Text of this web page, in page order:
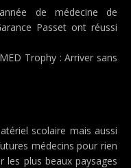
de médecine de
Passet ont réussi
Trophy : Arriver sans
scolaire mais aussi
médecins pour rien
les plus beaux paysages